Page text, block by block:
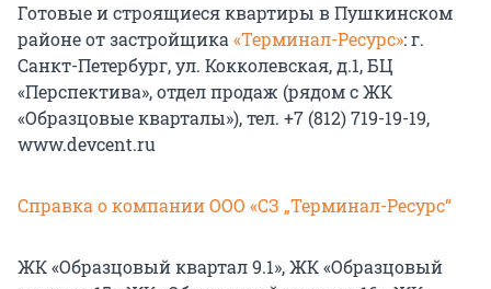
Готовые и строящиеся квартиры в Пушкинском
районе от застройщика«Терминал-Ресурс»: г.
Санкт-Петербург, ул. Кокколевская, д.1, БЦ
«Перспектива», отдел продаж (рядом с ЖК
«Образцовые кварталы»), тел. +7 (812) 719-19-19,
www.devcent.ru
Справка о компании ООО «СЗ „Терминал-Ресурс“
ЖК «Образцовый квартал 9.1», ЖК «Образцовый